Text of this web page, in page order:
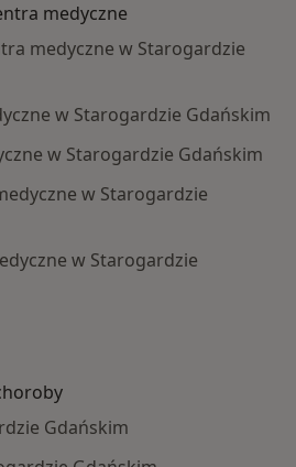
medyczne
medyczne w Starogardzie
w Starogardzie Gdańskim
w Starogardzie Gdańskim
w Starogardzie
w Starogardzie
Gdańskim